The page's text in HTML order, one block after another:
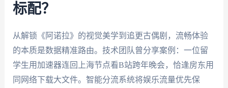
标配？
从解锁《阿诺拉》的视觉美学到追更古偶剧，流畅体验
的本质是数据精准路由。技术团队曾分享案例：一位留
学生用加速器连回上海节点看B站跨年晚会，恰逢房东用
同网络下载大文件。智能分流系统将娱乐流量优先保